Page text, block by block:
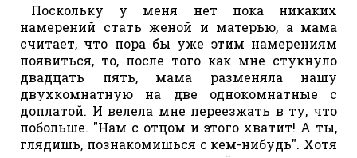
Поскольку у меня нет пока никаких
намерений стать женой и матерью, а мама
считает, что пора бы уже этим намерениям
появиться, то, после того как мне стукнуло
двадцать пять, мама разменяла нашу
двухкомнатную на две однокомнатные с
доплатой. И велела мне переезжать в ту, что
побольше. "Нам с отцом и этого хватит! А ты,
глядишь, познакомишься с кем-нибудь". Хотя